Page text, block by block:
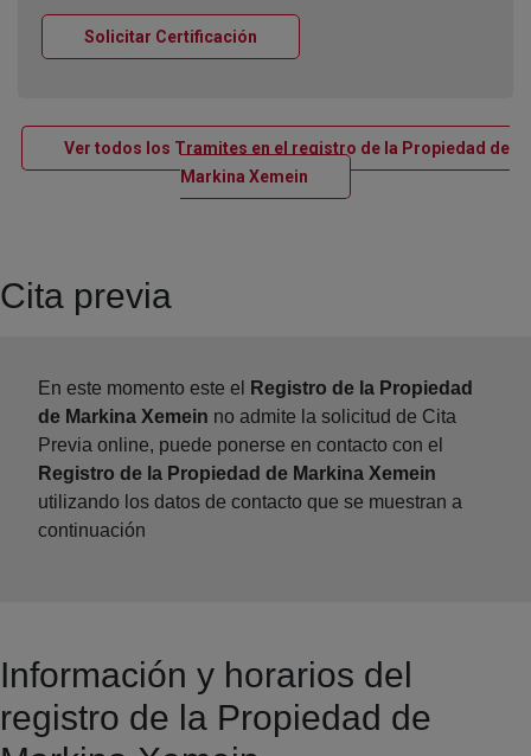
Solicitar Certificación
Ver todos los Tramites en el registro de la Propiedad de
Markina Xemein Ventana nueva
Cita previa
En este momento este el
Registro de la Propiedad
de Markina Xemein no admite la solicitud de Cita
Previa online, puede ponerse en contacto con el
Registro de la Propiedad de Markina Xemein
utilizando los datos de contacto que se muestran a
continuación
Información y horarios del
registro de la Propiedad de